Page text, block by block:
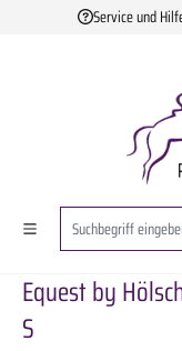
Zum Hauptinhalt springen
Service und
Equest by
S